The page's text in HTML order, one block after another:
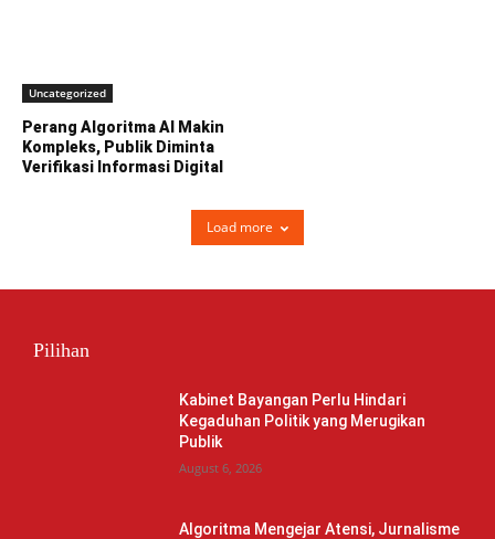
Uncategorized
Perang Algoritma AI Makin
Kompleks, Publik Diminta
Verifikasi Informasi Digital
Load more
Pilihan
Kabinet Bayangan Perlu Hindari
Kegaduhan Politik yang Merugikan
Publik
August 6, 2026
Algoritma Mengejar Atensi, Jurnalisme